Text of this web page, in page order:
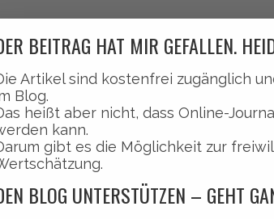
– GEHT GANZ EINFACH ÜBER
schon ungemein und bedeutet ganz
bei Paypal frei wählbar.
HEIDI VOM LANDE
BEITRAG HAT MIR GEFALLEN.
Artikel sind kostenfrei zugänglich
Blog.
heißt aber nicht, dass Online-
kann.
gibt es die Möglichkeit zur
BLOG UNTERSTÜTZEN – GEHT